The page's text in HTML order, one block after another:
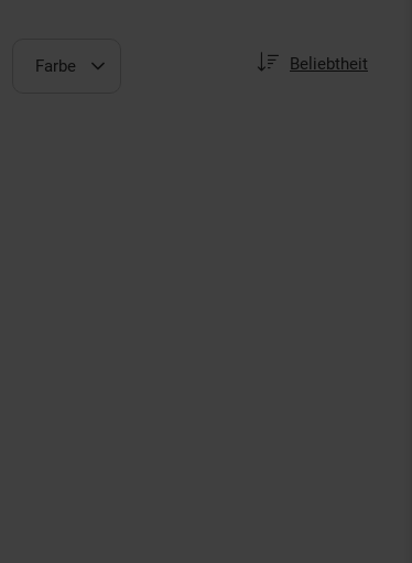
Farbe SortierungSortierung:
Beliebtheit